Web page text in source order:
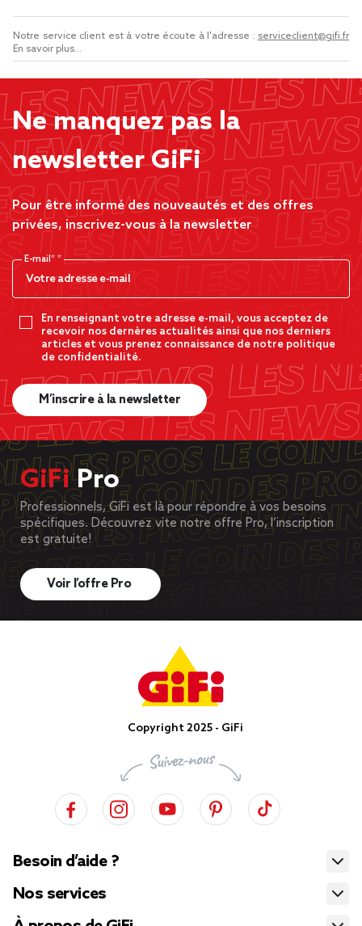
Notre service client est à votre écoute à l'adresse : serviceclient@gifi.fr
En savoir plus...
Ne manquez pas la
newsletter GiFi
Pour être informé des nouveautés et des offres
privées, inscrivez-vous à la newsletter
E-mail*
En renseignant votre adresse e-mail, vous acceptez de
recevoir nos dernères actualités ainsi que nos derniers
articles et vous prenez connaissance de notre politique
de confidentialité.
M’inscrire à la newsletter
GiFiPro
Professionnels, GiFi est là pour répondre à vos besoins
spécifiques. Découvrez vite notre offre Pro, l’inscription
est gratuite!
Voir l’offre Pro
Copyright 2025 - GiFi
Besoin d’aide ?
Nos services